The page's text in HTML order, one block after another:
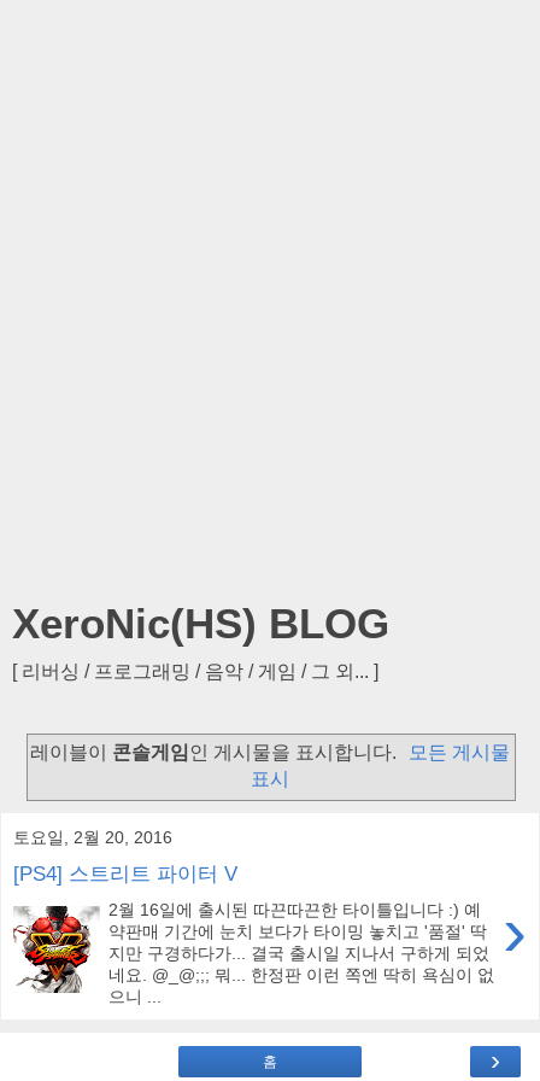
XeroNic(HS) BLOG
[ 리버싱 / 프로그래밍 / 음악 / 게임 / 그 외... ]
레이블이 콘솔게임 인 게시물을 표시합니다.
모든 게시물
표시
토요일, 2월 20, 2016
[PS4] 스트리트 파이터 V
›
2월 16일에 출시된 따끈따끈한 타이틀입니다 :) 예
약판매 기간에 눈치 보다가 타이밍 놓치고 '품절' 딱
지만 구경하다가... 결국 출시일 지나서 구하게 되었
네요. @_@;;; 뭐... 한정판 이런 쪽엔 딱히 욕심이 없
으니 ...
›
홈